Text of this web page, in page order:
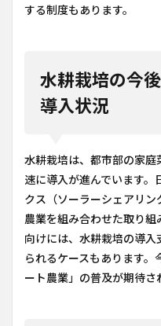
する制度もあります。
水耕栽培の今
導入状況
水耕栽培は、都市部の家
速に導入が進んでいます。
クス（ソーラーシェアリン
農業を組み合わせた取り
向けには、水耕栽培の導
られるケースもあります
ート農業」の普及が期待さ